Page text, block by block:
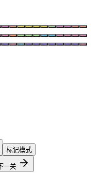
标记模式
下一关